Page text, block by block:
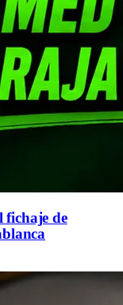
fichaje de